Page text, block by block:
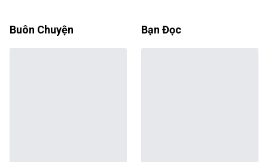
Buôn Chuyện Bạn Đọc